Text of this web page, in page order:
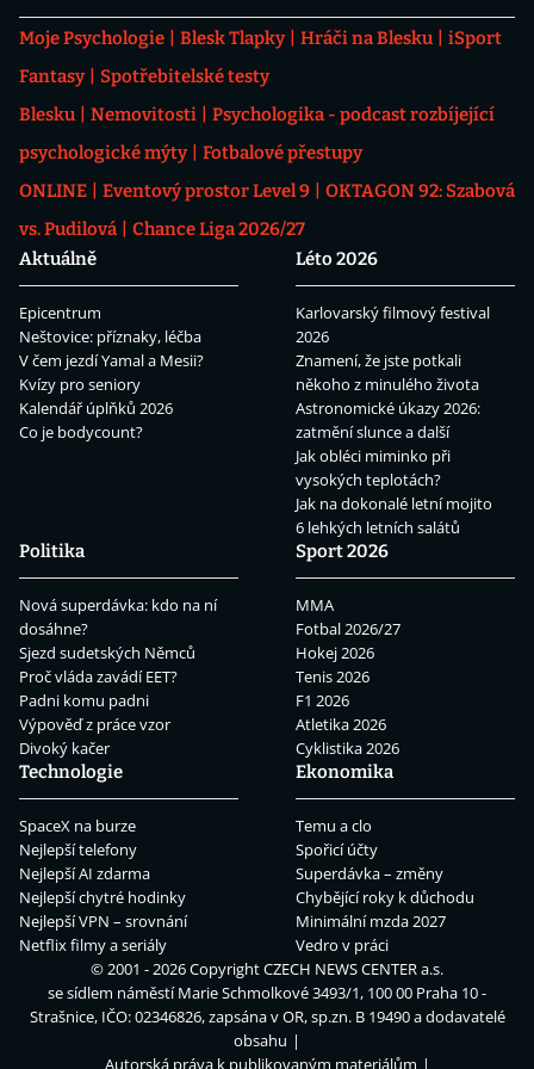
Moje Psychologie Blesk Tlapky Hráči na Blesku
iSport
Fantasy
Spotřebitelské testy
Blesku
Nemovitosti
Psychologika - podcast rozbíjející
psychologické mýty
Fotbalové přestupy
ONLINE
Eventový prostor Level 9
OKTAGON 92: Szabová
vs. Pudilová
Chance Liga 2026/27
Aktuálně
Epicentrum
Neštovice: příznaky, léčba
V čem jezdí Yamal a Mesii?
Kvízy pro seniory
Kalendář úplňků 2026
Co je bodycount?
Léto 2026
Karlovarský filmový festival
2026
Znamení, že jste potkali
někoho z minulého života
Astronomické úkazy 2026:
zatmění slunce a další
Jak obléci miminko při
vysokých teplotách?
Jak na dokonalé letní mojito
6 lehkých letních salátů
Politika
Nová superdávka: kdo na ní
dosáhne?
Sjezd sudetských Němců
Proč vláda zavádí EET?
Padni komu padni
Výpověď z práce vzor
Divoký kačer
Sport 2026
MMA
Fotbal 2026/27
Hokej 2026
Tenis 2026
F1 2026
Atletika 2026
Cyklistika 2026
Technologie
SpaceX na burze
Nejlepší telefony
Nejlepší AI zdarma
Nejlepší chytré hodinky
Nejlepší VPN – srovnání
Netflix filmy a seriály
Ekonomika
Temu a clo
Spořicí účty
Superdávka – změny
Chybějící roky k důchodu
Minimální mzda 2027
Vedro v práci
© 2001 - 2026 CopyrightCZECH NEWS CENTER a.s.
se sídlem náměstí Marie Schmolkové 3493/1, 100 00 Praha 10 -
Strašnice, IČO: 02346826, zapsána v OR, sp.zn. B 19490 a dodavatelé
obsahu
Autorská práva k publikovaným materiálům